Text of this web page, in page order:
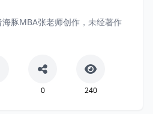
豚MBA张老师创作，未经著作
0 240